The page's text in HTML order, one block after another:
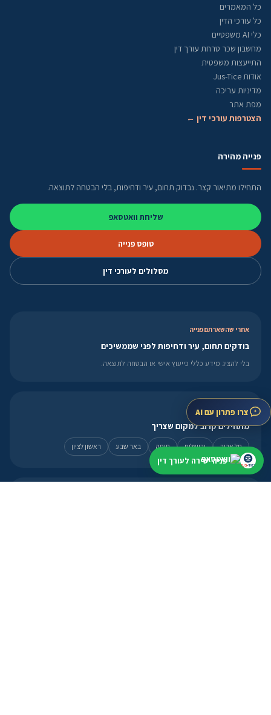
כל המאמרים
כל עורכי הדין
כלי AI משפטיים
מחשבון שכר טרחת עורך דין
התייעצות משפטית
אודות Jus-Tice
מדיניות עריכה
מפת אתר
הצטרפות עורכי דין ←
פנייה מהירה
התחילו מתיאור קצר. נבדוק תחום, עיר ודחיפות, בלי הבטחה לתוצאה.
שליחת וואטסאפ
טופס פנייה
מסלולים לעורכי דין
אחרי שהשארתם פנייה
בודקים תחום, עיר ודחיפות לפני שממשיכים
בלי להציג מידע כללי כייעוץ אישי או הבטחה לתוצאה.
חיפוש לפי עיר
מתחילים קרוב למקום שצריך
תל אביב ירושלים חיפה באר שבע ראשון לציון
צרו פתרון עם AI
פניה ישירה לעורך דין